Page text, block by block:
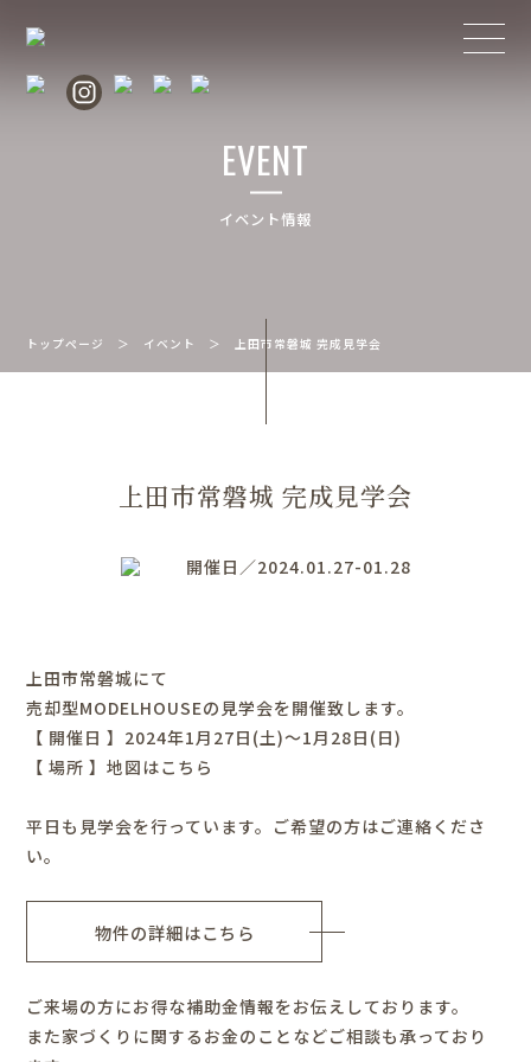
EVENT
イベント情報
トップページ ＞ イベント ＞上田市常磐城 完成見学会
上田市常磐城 完成見学会
開催日／2024.01.27-01.28
上田市常磐城にて
売却型MODELHOUSEの見学会を開催致します。
【 開催日 】2024年1月27日(土)～1月28日(日)
【 場所 】地図はこちら
平日も見学会を行っています。ご希望の方はご連絡くださ
い。
物件の詳細はこちら
ご来場の方にお得な補助金情報をお伝えしております。
また家づくりに関するお金のことなどご相談も承っており